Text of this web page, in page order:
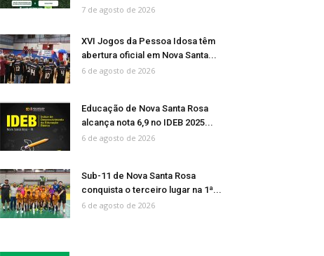
7 de agosto de 2026
XVI Jogos da Pessoa Idosa têm
abertura oficial em Nova Santa...
6 de agosto de 2026
Educação de Nova Santa Rosa
alcança nota 6,9 no IDEB 2025...
6 de agosto de 2026
Sub-11 de Nova Santa Rosa
conquista o terceiro lugar na 1ª...
6 de agosto de 2026